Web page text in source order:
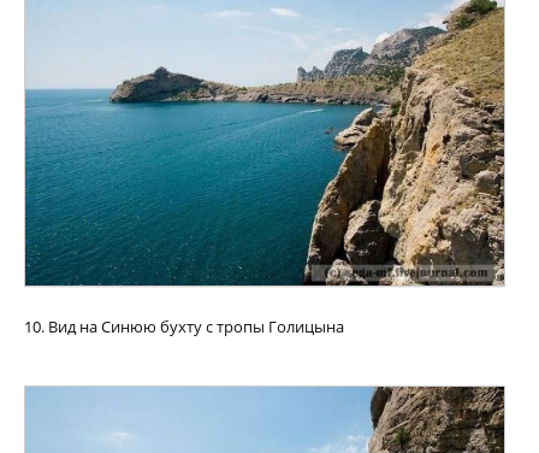
10. Вид на Синюю бухту с тропы Голицына